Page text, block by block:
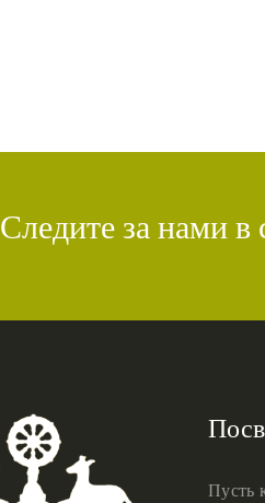
Следите за нами в
Пусть